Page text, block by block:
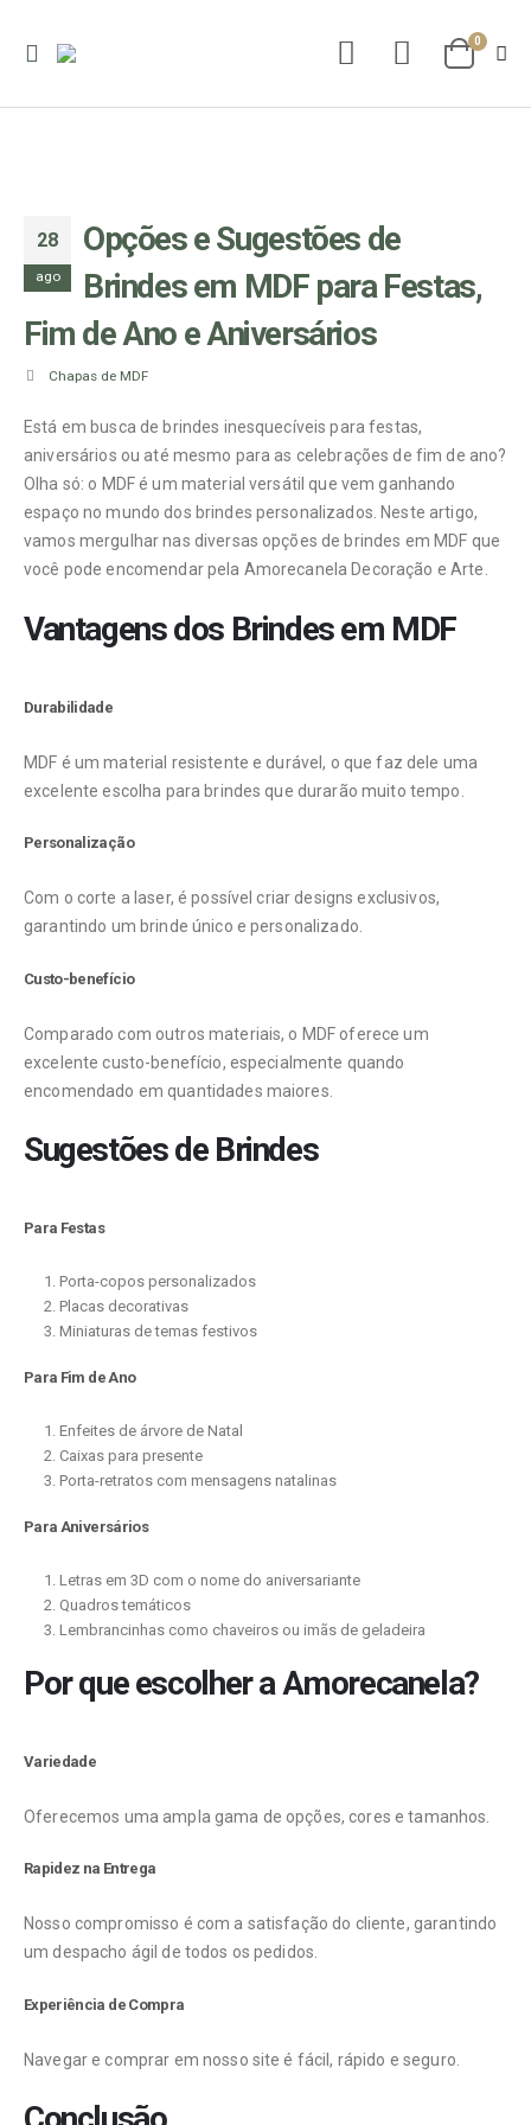
0
28
ago
Opções e Sugestões de
Brindes em MDF para Festas,
Fim de Ano e Aniversários
Chapas de MDF
Está em busca de brindes inesquecíveis para festas,
aniversários ou até mesmo para as celebrações de fim de ano?
Olha só: o MDF é um material versátil que vem ganhando
espaço no mundo dos brindes personalizados. Neste artigo,
vamos mergulhar nas diversas opções de brindes em MDF que
você pode encomendar pela Amorecanela Decoração e Arte.
Vantagens dos Brindes em MDF
Durabilidade
MDF é um material resistente e durável, o que faz dele uma
excelente escolha para brindes que durarão muito tempo.
Personalização
Com o corte a laser, é possível criar designs exclusivos,
garantindo um brinde único e personalizado.
Custo-benefício
Comparado com outros materiais, o MDF oferece um
excelente custo-benefício, especialmente quando
encomendado em quantidades maiores.
Sugestões de Brindes
Para Festas
Porta-copos personalizados
Placas decorativas
Miniaturas de temas festivos
Para Fim de Ano
Enfeites de árvore de Natal
Caixas para presente
Porta-retratos com mensagens natalinas
Para Aniversários
Letras em 3D com o nome do aniversariante
Quadros temáticos
Lembrancinhas como chaveiros ou imãs de geladeira
Por que escolher a Amorecanela?
Variedade
Oferecemos uma ampla gama de opções, cores e tamanhos.
Rapidez na Entrega
Nosso compromisso é com a satisfação do cliente, garantindo
um despacho ágil de todos os pedidos.
Experiência de Compra
Navegar e comprar em nosso site é fácil, rápido e seguro.